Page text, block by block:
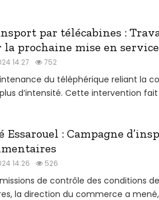
par télécabines :
la prochaine mise en
14:27 752
du téléphérique reliant la
d’intensité. Cette intervention fait
Essarouel : Campagne
14:26 526
de contrôle des conditions
la direction du commerce a